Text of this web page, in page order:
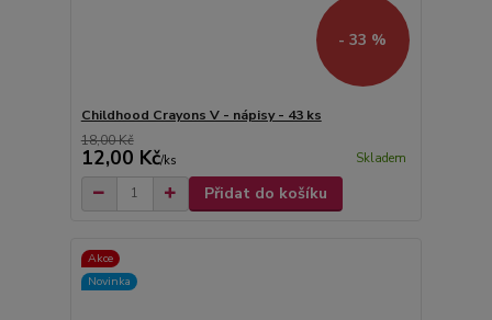
- 33 %
Childhood Crayons V - nápisy - 43 ks
18,00 Kč
12,00 Kč/ks Skladem
Přidat do košíku
Akce
Novinka